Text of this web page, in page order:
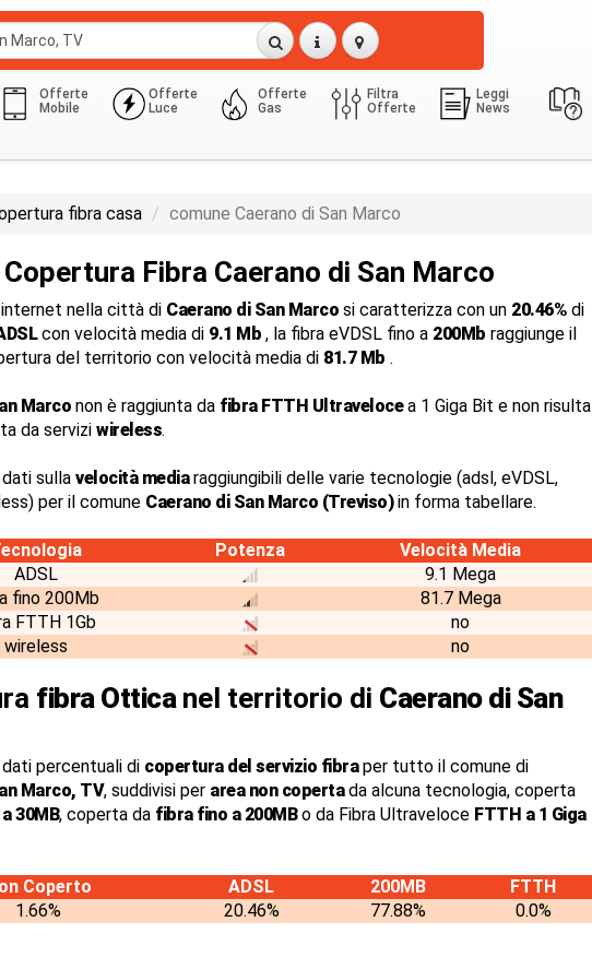
Offerte
Mobile
Offerte
Luce
Offerte
Gas
Filtra
Offerte
Leggi
News
fibra casa comune Caerano di San Marco
Fibra Caerano di San Marco
nella città di Caerano di San Marco si caratterizza con un 20.46% di
con velocità media di 9.1 Mb , la fibra eVDSL fino a 200Mb raggiunge il
del territorio con velocità media di 81.7 Mb .
Marco non è raggiunta da fibra FTTH Ultravelocea 1 Giga Bit e non risulta
da servizi wireless.
sulla velocità mediaraggiungibili delle varie tecnologie (adsl, eVDSL,
per il comune Caerano di San Marco (Treviso)in forma tabellare.
Potenza
Velocità Media
ADSL
9.1 Mega
fino 200Mb
81.7 Mega
FTTH 1Gb
no
wireless
no
fibra Otticanel territorio di Caerano di San
percentuali di copertura del servizio fibraper tutto il comune di
Marco, TV, suddivisi per area non copertada alcuna tecnologia, coperta
30MB, coperta da fibra fino a 200MBo da Fibra Ultraveloce FTTH a 1 Giga
Coperto ADSL 200MB
FTTH
1.66%
20.46% 77.88% 0.0%